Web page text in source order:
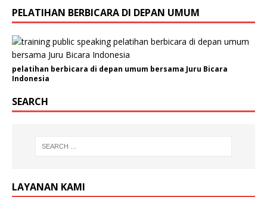
a
m
i
n
PELATIHAN BERBICARA DI DEPAN UMUM
pelatihan berbicara di depan umum bersama Juru Bicara
Indonesia
SEARCH
LAYANAN KAMI